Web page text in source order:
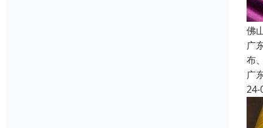
佛
广
布
广
24-